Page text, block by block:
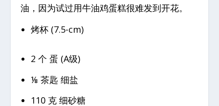
油，因为试过用牛油鸡蛋糕很难发到开花。
烤杯 (7.5-cm)
2 个 蛋 (A级)
⅛ 茶匙 细盐
110 克 细砂糖